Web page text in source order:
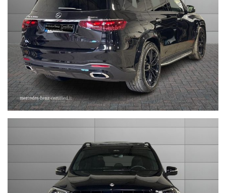
--------------------------------------------------------------------------
Stefauto S.p.a. declina ogni responsabilità per eventuali non
conformità relative ad equipaggiamento, omologazioni anti
inquinamento, accessori, ecc. pubblicate nei diversi portali.
Dette informazioni che non rappresentano in alcun modo un
impegno contrattuale in quanto non ci è possibile intervenire su
eventuali errori di stampa.